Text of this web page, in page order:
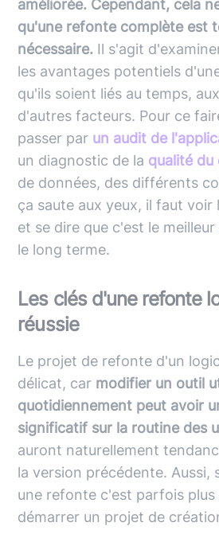
améliorée. Cependant, cela
qu'une refonte complète est
nécessaire. Il s'agit
les avantages potentiels
qu'ils soient liés au temps,
d'autres facteurs. Pour ce
passer par un audit de
un diagnostic de la qualité du
de données, des différents
ça saute aux yeux, il faut voir
et se dire que c'est le
le long terme.
Les clés d'une refonte
réussie
Le projet de refonte d'un
délicat, car modifier un outil
quotidiennement peut avoir
significatif sur la routine des
auront naturellement
la version précédente. Aussi,
une refonte c'est parfois plus
démarrer un projet de